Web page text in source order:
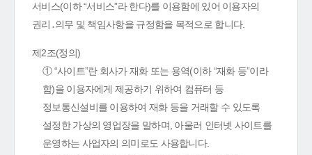
서비스(이하 “서비스”라 한다)를 이용함에 있어 이용자의
권리․의무 및 책임사항을 규정함을 목적으로 합니다.
제2조(정의)
① “사이트”란 회사가 재화 또는 용역(이하 “재화 등”이라
함)을 이용자에게 제공하기 위하여 컴퓨터 등
정보통신설비를 이용하여 재화 등을 거래할 수 있도록
설정한 가상의 영업장을 말하며, 아울러 인터넷 사이트를
운영하는 사업자의 의미로도 사용합니다.